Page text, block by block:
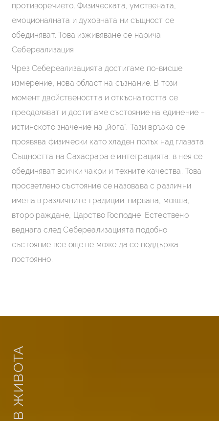
противоречието. Физическата, умствената,
емоционалната и духовната ни същност се
обединяват. Това изживяване се нарича
Себереализация.
Чрез Себереализацията достигаме по-висше
измерение, нова област на съзнание. В този
момент двойствеността и откъснатостта се
преодоляват и достигаме състояние на единение –
истинското значение на „йога“. Тази връзка се
проявява физически като хладен полъх над главата.
Същността на Сахасрара е интеграцията: в нея се
обединяват всички чакри и техните качества. Това
просветлено състояние се назовава с различни
имена в различните традиции: нирвана, мокша,
второ раждане, Царство Господне. Естествено
веднага след Себереализацията подобно
състояние все още не може да се поддържа
постоянно.
В ЖИВОТА